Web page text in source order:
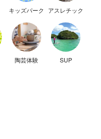
キッズパーク アスレチック
陶芸体験 SUP